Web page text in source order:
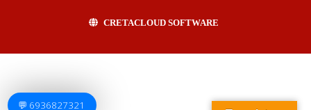
CRETACLOUD SOFTWARE
💬 6936827321